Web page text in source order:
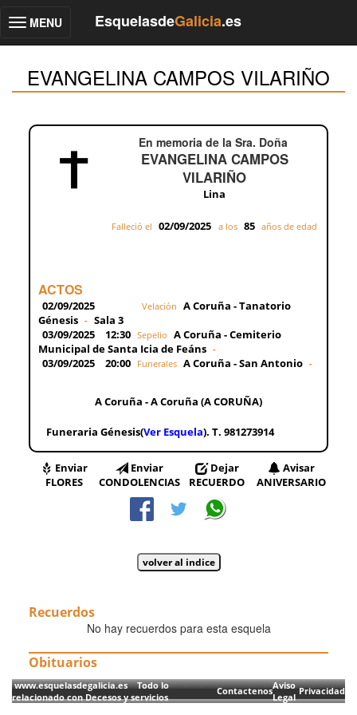
Toggle
MENU EsquelasdeGalicia.es
EVANGELINA CAMPOS VILARIÑO
En memoria de la Sra. Doña
EVANGELINA CAMPOS
VILARIÑO
Lina
Falleció el 02/09/2025 a los 85 años de edad
ACTOS
02/09/2025 Velación A Coruña - Tanatorio
Génesis - Sala 3
03/09/2025
12:30 Sepelio A Coruña - Cemiterio
Municipal de Santa Icia de Feáns -
03/09/2025 20:00 Funerales A Coruña - San Antonio -
A Coruña - A Coruña (A CORUÑA)
Funeraria Génesis(Ver Esquela). T. 981273914
Enviar
FLORES
Enviar
CONDOLENCIAS
Dejar
RECUERDO
Avisar
ANIVERSARIO
Recuerdos
No hay recuerdos para esta esquela
Obituarios
www.esquelasdegalicia.es Todo lo
relacionado con Decesos y servicios
ContactenosAviso
Legal
Privacidad